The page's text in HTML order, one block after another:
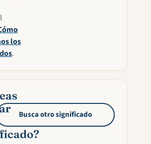
los
.
Busca otro significado